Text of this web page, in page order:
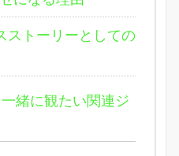
ストーリーとしての
緒に観たい関連ジ